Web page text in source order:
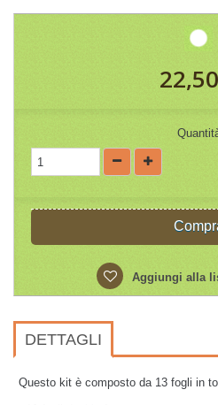
Aggiungi alla
DETTAGLI
Questo kit è composto da 13 fogli in